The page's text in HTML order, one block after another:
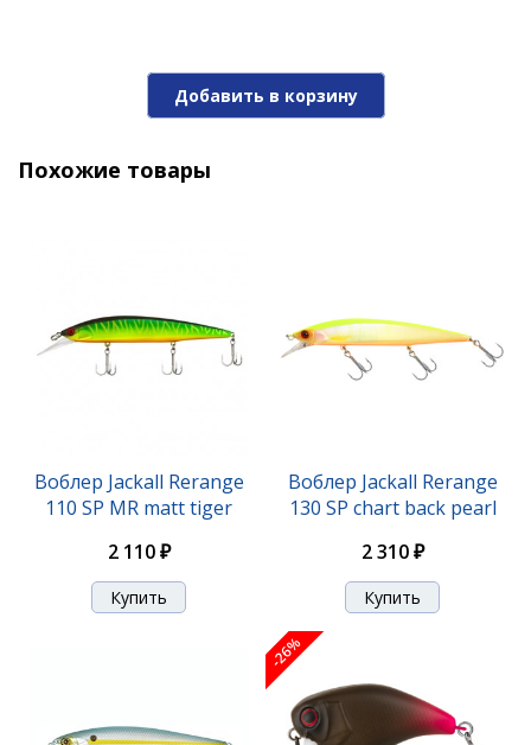
1 190 ₽ 1 570 ₽
1 190 ₽ 1 570 ₽
Добавить в корзину
Похожие товары
Воблер Jackall Rerange
110 SP MR matt tiger
2 110 ₽
Воблер Jackall Rerange
130 SP chart back pearl
2 310 ₽
-26%